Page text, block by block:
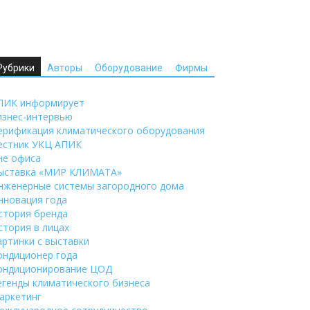
Авторы Оборудование Фирмы
информирует
интервью
климатического оборудования
УКЦ АПИК
офиса
«МИР КЛИМАТА»
системы загородного дома
года
бренда
в лицах
с выставки
года
ЦОД
климатического бизнеса